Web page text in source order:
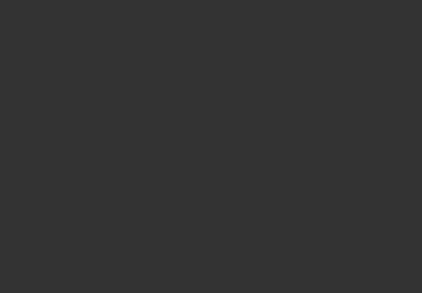
a nukleáris és radiokémia alapfogalmait
fejezetek mutatják be a modern radiokémia fő
elhelyezésének problémáit is. Egy fejezet
anyag kölcsönhatásain alapuló analitikai
es-radiokemia//